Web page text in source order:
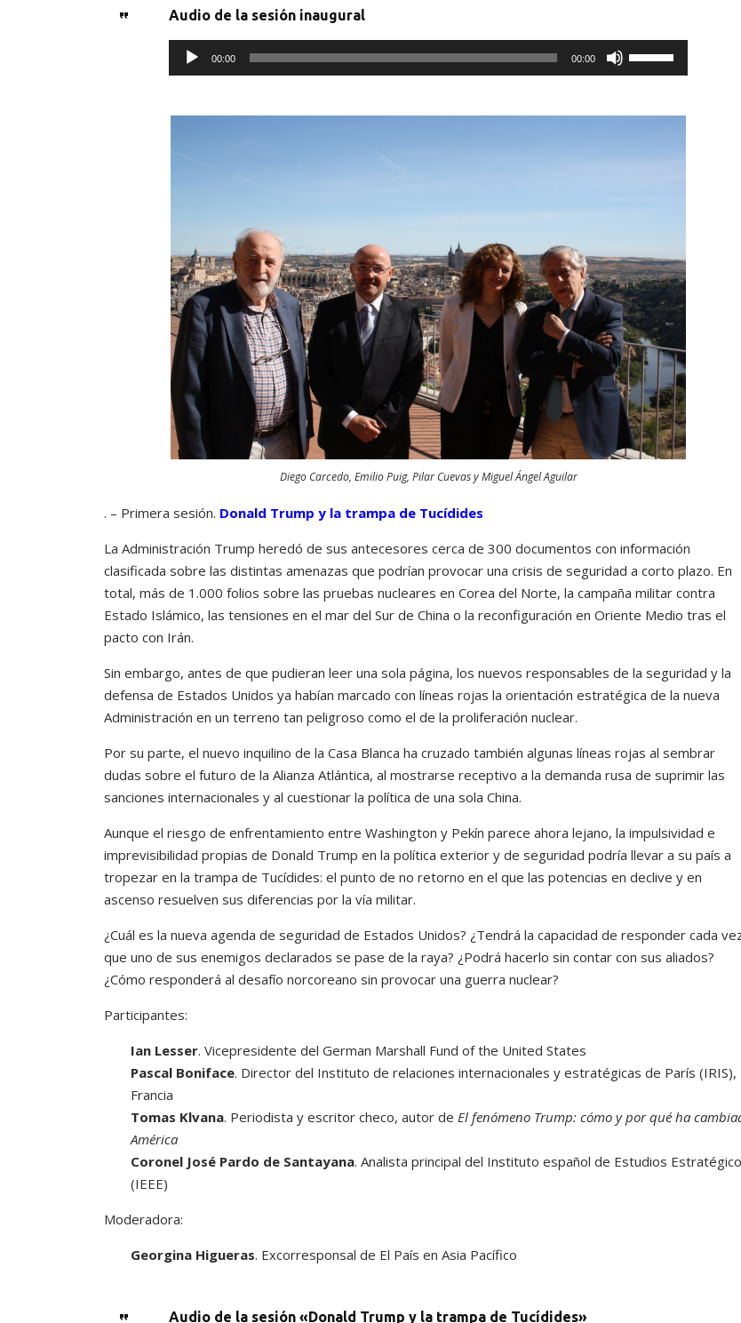
Audio de la sesión inaugural
p
u
c
t
o
r
d
e
u
d
i
o
00:00 00:00
U
i
a
l
a
s
t
e
c
s
d
e
l
c
h
a
r
i
a
j
Diego Carcedo, Emilio Puig, Pilar Cuevas y Miguel Ángel Aguilar
. – Primera sesión. Donald Trump y la trampa de Tucídides
La Administración Trump heredó de sus antecesores cerca de 300 documentos con información
clasificada sobre las distintas amenazas que podrían provocar una crisis de seguridad a corto plazo. En
total, más de 1.000 folios sobre las pruebas nucleares en Corea del Norte, la campaña militar contra
Estado Islámico, las tensiones en el mar del Sur de China o la reconfiguración en Oriente Medio tras el
pacto con Irán.
Sin embargo, antes de que pudieran leer una sola página, los nuevos responsables de la seguridad y la
defensa de Estados Unidos ya habían marcado con líneas rojas la orientación estratégica de la nueva
Administración en un terreno tan peligroso como el de la proliferación nuclear.
Por su parte, el nuevo inquilino de la Casa Blanca ha cruzado también algunas líneas rojas al sembrar
dudas sobre el futuro de la Alianza Atlántica, al mostrarse receptivo a la demanda rusa de suprimir las
sanciones internacionales y al cuestionar la política de una sola China.
Aunque el riesgo de enfrentamiento entre Washington y Pekín parece ahora lejano, la impulsividad e
imprevisibilidad propias de Donald Trump en la política exterior y de seguridad podría llevar a su país a
tropezar en la trampa de Tucídides: el punto de no retorno en el que las potencias en declive y en
ascenso resuelven sus diferencias por la vía militar.
¿Cuál es la nueva agenda de seguridad de Estados Unidos? ¿Tendrá la capacidad de responder cada
que uno de sus enemigos declarados se pase de la raya? ¿Podrá hacerlo sin contar con sus aliados?
¿Cómo responderá al desafío norcoreano sin provocar una guerra nuclear?
Participantes:
Ian Lesser. Vicepresidente del German Marshall Fund of the United States
Pascal Boniface. Director del Instituto de relaciones internacionales y estratégicas de París (IRIS),
Francia
Tomas Klvana. Periodista y escritor checo, autor de El fenómeno Trump: cómo y por qué ha
América
Coronel José Pardo de Santayana. Analista principal del Instituto español de Estudios
(IEEE)
Moderadora:
Georgina Higueras. Excorresponsal de El País en Asia Pacífico
Audio de la sesión «Donald Trump y la trampa de Tucídides»